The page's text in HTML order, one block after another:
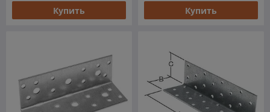
Купить Купить